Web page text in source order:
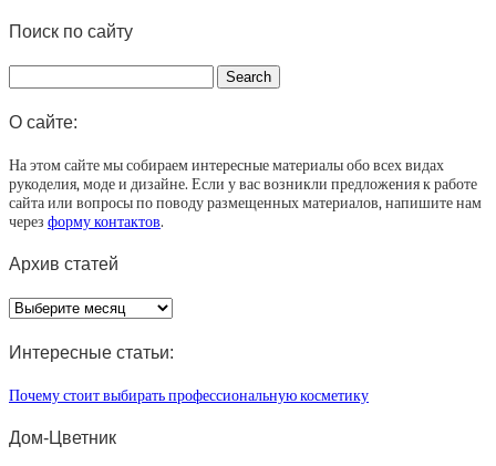
Поиск по сайту
О сайте:
На этом сайте мы собираем интересные материалы обо всех видах
рукоделия, моде и дизайне. Если у вас возникли предложения к работе
сайта или вопросы по поводу размещенных материалов, напишите нам
через форму контактов.
Архив статей
Архив
статей
Интересные статьи:
Почему стоит выбирать профессиональную косметику
Дом-Цветник